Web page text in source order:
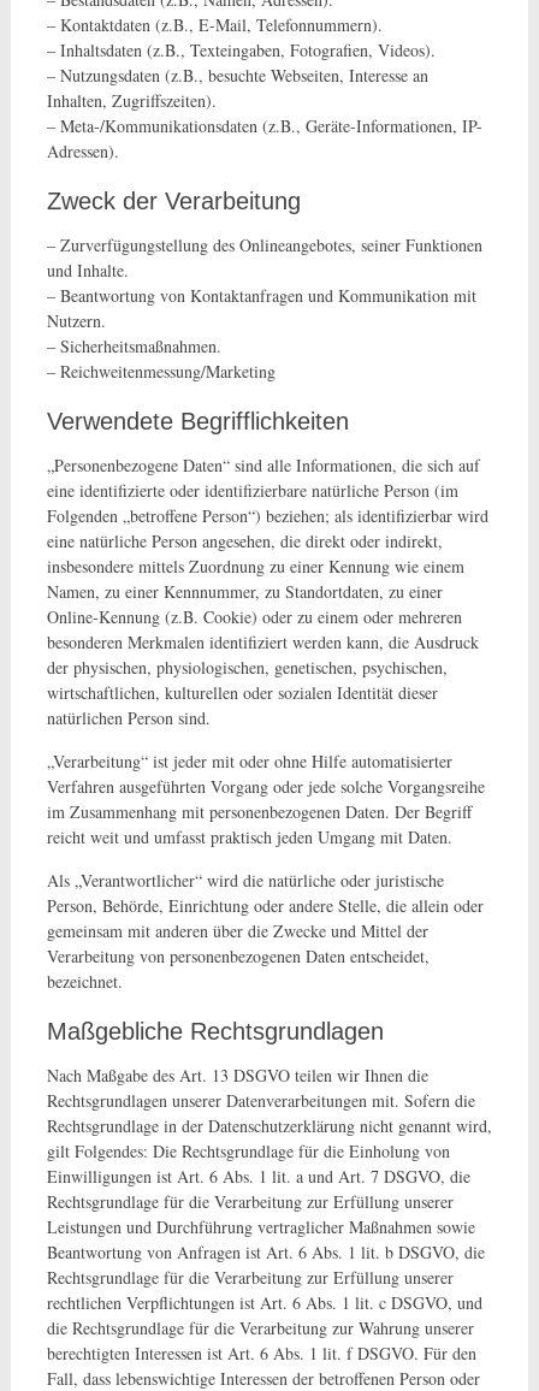
– Kontaktdaten (z.B., E-Mail, Telefonnummern).
– Inhaltsdaten (z.B., Texteingaben, Fotografien, Videos).
– Nutzungsdaten (z.B., besuchte Webseiten, Interesse an
Inhalten, Zugriffszeiten).
– Meta-/Kommunikationsdaten (z.B., Geräte-Informationen, IP-
Adressen).
Zweck der Verarbeitung
– Zurverfügungstellung des Onlineangebotes, seiner Funktionen
und Inhalte.
– Beantwortung von Kontaktanfragen und Kommunikation mit
Nutzern.
– Sicherheitsmaßnahmen.
– Reichweitenmessung/Marketing
Verwendete Begrifflichkeiten
„Personenbezogene Daten“ sind alle Informationen, die sich auf
eine identifizierte oder identifizierbare natürliche Person (im
Folgenden „betroffene Person“) beziehen; als identifizierbar wird
eine natürliche Person angesehen, die direkt oder indirekt,
insbesondere mittels Zuordnung zu einer Kennung wie einem
Namen, zu einer Kennnummer, zu Standortdaten, zu einer
Online-Kennung (z.B. Cookie) oder zu einem oder mehreren
besonderen Merkmalen identifiziert werden kann, die Ausdruck
der physischen, physiologischen, genetischen, psychischen,
wirtschaftlichen, kulturellen oder sozialen Identität dieser
natürlichen Person sind.
„Verarbeitung“ ist jeder mit oder ohne Hilfe automatisierter
Verfahren ausgeführten Vorgang oder jede solche Vorgangsreihe
im Zusammenhang mit personenbezogenen Daten. Der Begriff
reicht weit und umfasst praktisch jeden Umgang mit Daten.
Als „Verantwortlicher“ wird die natürliche oder juristische
Person, Behörde, Einrichtung oder andere Stelle, die allein oder
gemeinsam mit anderen über die Zwecke und Mittel der
Verarbeitung von personenbezogenen Daten entscheidet,
bezeichnet.
Maßgebliche Rechtsgrundlagen
Nach Maßgabe des Art. 13 DSGVO teilen wir Ihnen die
Rechtsgrundlagen unserer Datenverarbeitungen mit. Sofern die
Rechtsgrundlage in der Datenschutzerklärung nicht genannt wird,
gilt Folgendes: Die Rechtsgrundlage für die Einholung von
Einwilligungen ist Art. 6 Abs. 1 lit. a und Art. 7 DSGVO, die
Rechtsgrundlage für die Verarbeitung zur Erfüllung unserer
Leistungen und Durchführung vertraglicher Maßnahmen sowie
Beantwortung von Anfragen ist Art. 6 Abs. 1 lit. b DSGVO, die
Rechtsgrundlage für die Verarbeitung zur Erfüllung unserer
rechtlichen Verpflichtungen ist Art. 6 Abs. 1 lit. c DSGVO, und
die Rechtsgrundlage für die Verarbeitung zur Wahrung unserer
berechtigten Interessen ist Art. 6 Abs. 1 lit. f DSGVO. Für den
Fall, dass lebenswichtige Interessen der betroffenen Person oder